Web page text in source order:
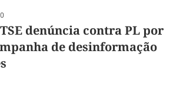
denúncia contra PL por
de desinformação